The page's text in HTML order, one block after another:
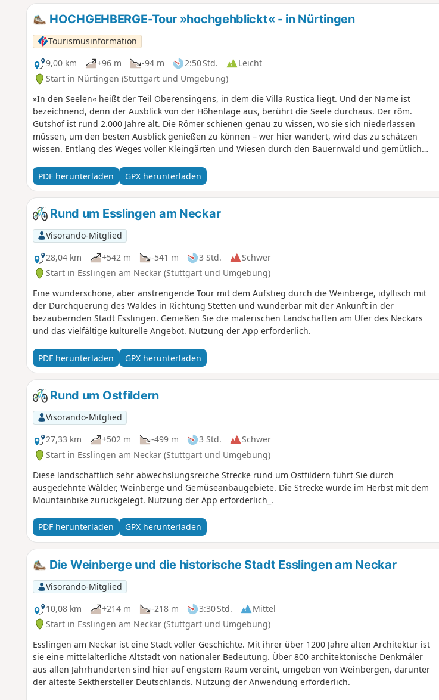
HOCHGEHBERGE-Tour »hochgehblickt« - in Nürtingen
Tourismusinformation
9,00 km
+96 m -94 m 2:50 Std.
Leicht
Start in Nürtingen (Stuttgart und Umgebung)
»In den Seelen« heißt der Teil Oberensingens, in dem die Villa Rustica liegt. Und der Name ist
bezeichnend, denn der Ausblick von der Höhenlage aus, berührt die Seele durchaus. Der röm.
Gutshof ist rund 2.000 Jahre alt. Die Römer schienen genau zu wissen, wo sie sich niederlassen
müssen, um den besten Ausblick genießen zu können – wer hier wandert, wird das zu schätzen
wissen. Entlang des Weges voller Kleingärten und Wiesen durch den Bauernwald und gemütlich
Rechter Hand liegt eine Alpakafarm, auf der sich knuddelig flauschige Alpakas in verschiedenen
Variationen tummeln und sich über Besuch freuen. Dann geht die Wanderung vorbei an
Streuobstwiesen zum Wengerterhäuschen, das eine gemütliche Bank für Wanderer beherbergt.
»Ruh dich aus, schau hinaus« ermutigt ein Schild, um die Vorbeiziehenden daran zu erinnern, dass
man sich manchmal auch einfach ein wenig Zeit für schöne Augenblicke nehmen soll.
PDF herunterladen GPX herunterladen
Rund um Esslingen am Neckar
Visorando-Mitglied
28,04 km
+542 m -541 m 3 Std.
Schwer
Start in Esslingen am Neckar (Stuttgart und Umgebung)
Eine wunderschöne, aber anstrengende Tour mit dem Aufstieg durch die Weinberge, idyllisch mit
der Durchquerung des Waldes in Richtung Stetten und wunderbar mit der Ankunft in der
bezaubernden Stadt Esslingen. Genießen Sie die malerischen Landschaften am Ufer des Neckars
und das vielfältige kulturelle Angebot. Nutzung der App erforderlich.
PDF herunterladen GPX herunterladen
Rund um Ostfildern
Visorando-Mitglied
27,33 km
+502 m -499 m 3 Std.
Schwer
Start in Esslingen am Neckar (Stuttgart und Umgebung)
Diese landschaftlich sehr abwechslungsreiche Strecke rund um Ostfildern führt Sie durch
ausgedehnte Wälder, Weinberge und Gemüseanbaugebiete. Die Strecke wurde im Herbst mit dem
Mountainbike zurückgelegt. Nutzung der App erforderlich_.
PDF herunterladen GPX herunterladen
Die Weinberge und die historische Stadt Esslingen am Neckar
Visorando-Mitglied
10,08 km
+214 m -218 m 3:30 Std.
Mittel
Start in Esslingen am Neckar (Stuttgart und Umgebung)
Esslingen am Neckar ist eine Stadt voller Geschichte. Mit ihrer über 1200 Jahre alten Architektur ist
sie eine mittelalterliche Altstadt von nationaler Bedeutung. Über 800 architektonische Denkmäler
aus allen Jahrhunderten sind hier auf engstem Raum vereint, umgeben von Weinbergen, darunter
der älteste Sekthersteller Deutschlands. Nutzung der Anwendung erforderlich.